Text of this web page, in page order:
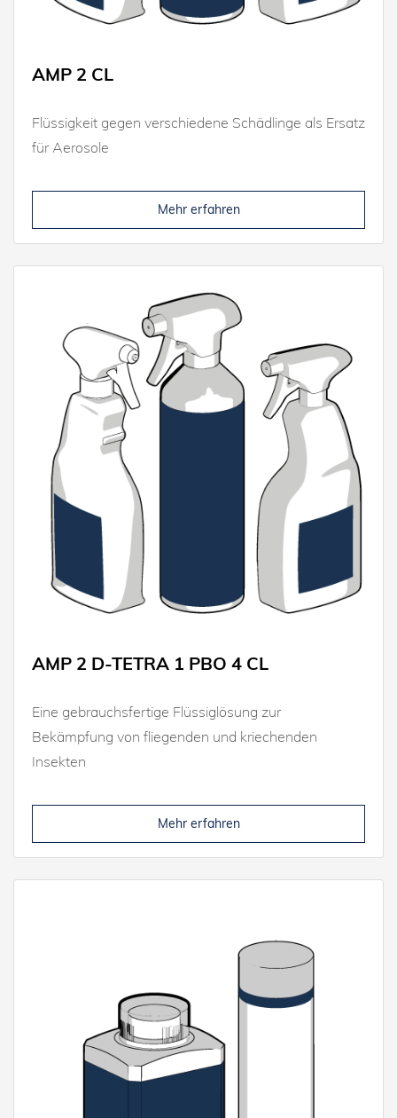
AMP 2 CL
Flüssigkeit gegen verschiedene Schädlinge als Ersatz
für Aerosole
Mehr erfahren
AMP 2 D-TETRA 1 PBO 4 CL
Eine gebrauchsfertige Flüssiglösung zur
Bekämpfung von fliegenden und kriechenden
Insekten
Mehr erfahren